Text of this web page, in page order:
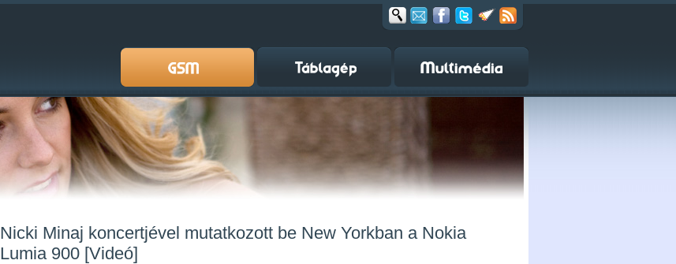
Nicki Minaj koncertjével mutatkozott be New Yorkban a Nokia
Lumia 900 [Videó]